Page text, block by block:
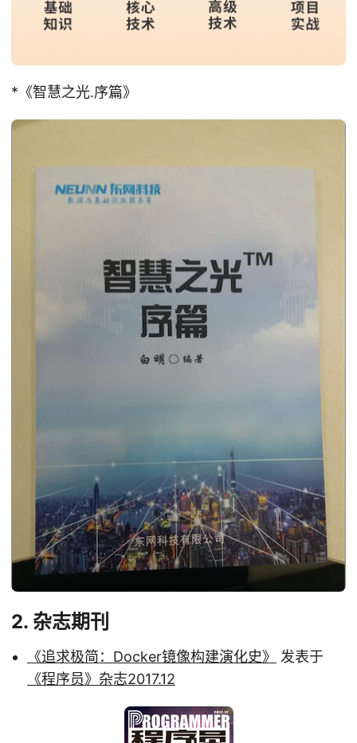
*《智慧之光.序篇》
2. 杂志期刊
《追求极简：Docker镜像构建演化史》
发表于
《程序员》杂志2017.12